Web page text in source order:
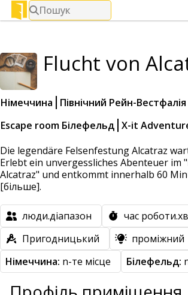
Пошук
Flucht von
Німеччина
Північний Рейн-Вестфалія
Escape room Білефельд X-it
Die legendäre Felsenfestung Alcatraz
Erlebt ein unvergessliches Abenteuer im
Alcatraz" und entkommt innerhalb 60
[більше].
люди.діапазон
час роботи.хв
Пригодницький
проміжний
Німеччина: n-те місце Білефельд: